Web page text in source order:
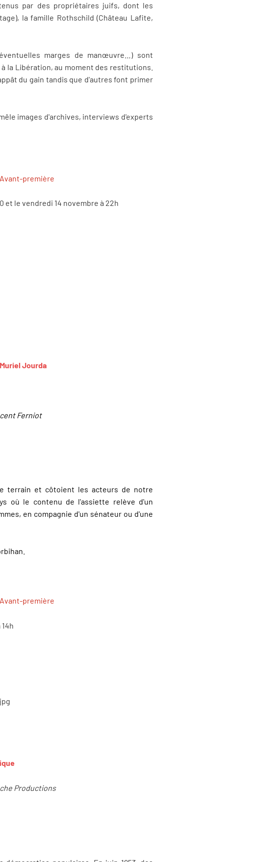
par des propriétaires juifs, dont les
la famille Rothschild (Château Lafite,
marges de manœuvre…) sont
la Libération, au moment des restitutions.
du gain tandis que d'autres font primer
images d'archives, interviews d'experts
Avant-première
et le vendredi 14 novembre à 22h
Jourda
Ferniot
terrain et côtoient les acteurs de notre
où le contenu de l'assiette relève d'un
en compagnie d'un sénateur ou d'une
Avant-première
Productions